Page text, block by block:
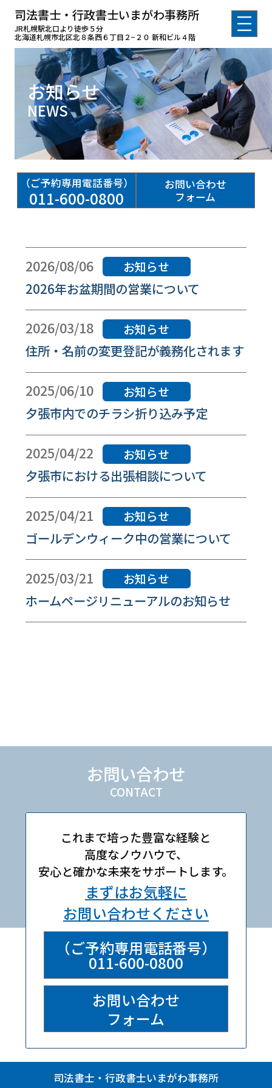
司法書士・行政書士いまがわ事務所
JR札幌駅北口より徒歩５分
北海道札幌市北区北８条西６丁目２−２０ 新和ビル４階
お知らせ
NEWS
（ご予約専用電話番号）
011-600-0800
お問い合わせ
フォーム
2026/08/06 お知らせ
2026年お盆期間の営業について
2026/03/18 お知らせ
住所・名前の変更登記が義務化されます
2025/06/10 お知らせ
夕張市内でのチラシ折り込み予定
2025/04/22 お知らせ
夕張市における出張相談について
2025/04/21 お知らせ
ゴールデンウィーク中の営業について
2025/03/21 お知らせ
ホームページリニューアルのお知らせ
お問い合わせ
CONTACT
これまで培った豊富な経験と
高度なノウハウで、
安心と確かな未来をサポートします。
まずはお気軽に
お問い合わせください
（ご予約専用電話番号）
011-600-0800
お問い合わせ
フォーム
司法書士・行政書士いまがわ事務所